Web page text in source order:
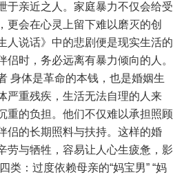
于亲近之人。家庭暴力不仅会给受
更会在心灵上留下难以磨灭的创
人说话》中的悲剧便是现实生活的
侣时，务必远离有暴力倾向的人。
身体是革命的本钱，也是婚姻生
严重残疾，生活无法自理的人来
重的负担。他们不仅难以承担照顾
侣的长期照料与扶持。这样的婚
劳与牺牲，容易让人心生疲惫，影
类：过度依赖母亲的“妈宝男”“妈